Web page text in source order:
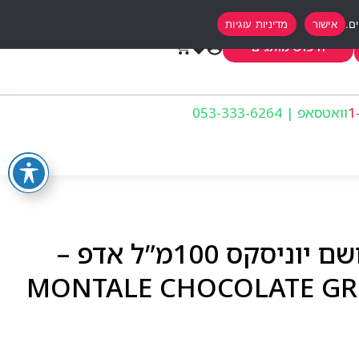
חיפוש מותגים
וואטסאפ | 053-333-6264
מונטל שוקולד גרידי בושם יוניסקס 100מ”ל אדפ –
MONTALE CHOCOLATE
אישור מדיניות עוגיות